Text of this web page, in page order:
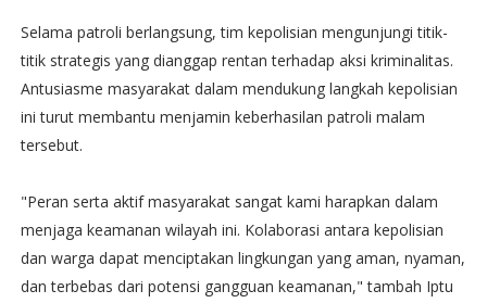
Selama patroli berlangsung, tim kepolisian mengunjungi titik-
titik strategis yang dianggap rentan terhadap aksi kriminalitas.
Antusiasme masyarakat dalam mendukung langkah kepolisian
ini turut membantu menjamin keberhasilan patroli malam
tersebut.
"Peran serta aktif masyarakat sangat kami harapkan dalam
menjaga keamanan wilayah ini. Kolaborasi antara kepolisian
dan warga dapat menciptakan lingkungan yang aman, nyaman,
dan terbebas dari potensi gangguan keamanan," tambah Iptu